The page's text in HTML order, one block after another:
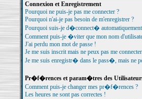
Connexion et Enregistrement
Pourquoi ne puis-je pas me connecter ?
Pourquoi n'ai-je pas besoin de m'enregistrer ?
Pourquoi suis-je d�connect�
Comment puis-je �viter que mon nom
J'ai perdu mon mot de passe !
Je me suis inscrit mais ne peux pas me
Je me suis enregistr� dans le pass�, mais ne
Pr�f�rences et param�tres des
Comment puis-je changer mes pr�f�rences ?
Les heures ne sont pas correctes !